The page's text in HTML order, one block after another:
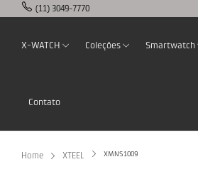
(11) 3049-7770
X-WATCH Coleções Smartwatch
Contato
Home XTEEL XMNS1009